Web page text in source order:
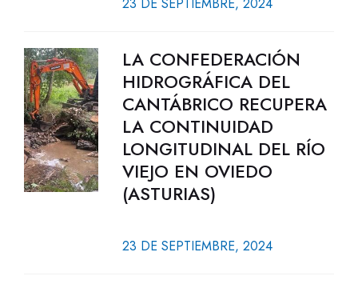
LA CONFEDERACIÓN
HIDROGRÁFICA DEL
CANTÁBRICO RECUPERA
LA CONTINUIDAD
LONGITUDINAL DEL RÍO
VIEJO EN OVIEDO
(ASTURIAS)
23 DE SEPTIEMBRE, 2024